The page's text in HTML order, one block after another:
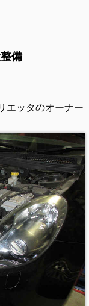
備
エッタのオーナー